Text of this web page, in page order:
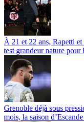
À 21 et 22 ans, Rapetti
test grandeur nature pour
Grenoble déjà sous
mois, la saison